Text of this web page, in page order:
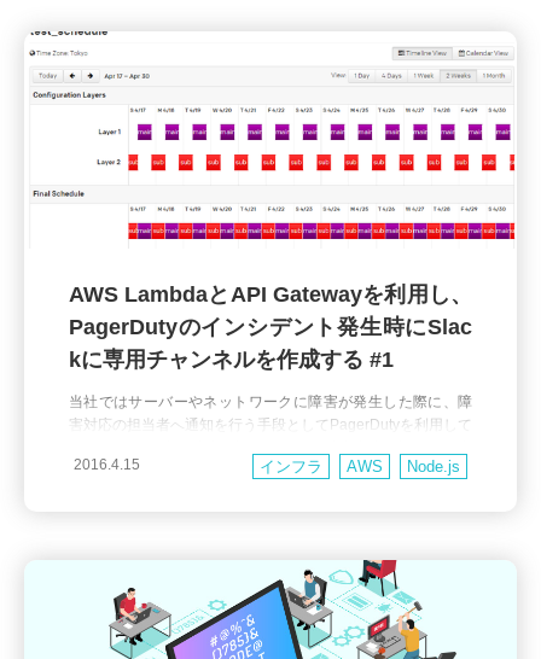
AWS LambdaとAPI Gatewayを利用し、
PagerDutyのインシデント発生時にSlac
kに専用チャンネルを作成する #1
当社ではサーバーやネットワークに障害が発生した際に、障
害対応の担当者へ通知を行う手段としてPagerDutyを利用して
要に応じて開発者や責任者へエスカレーションを行うことに
2016.4.15 インフラ AWS Node.js